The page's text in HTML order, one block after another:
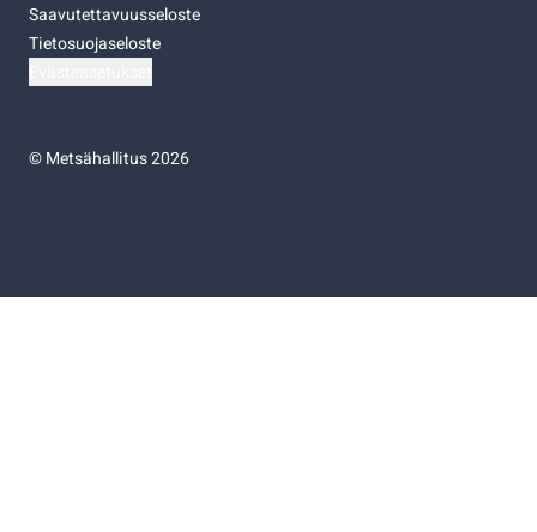
Saavutettavuusseloste
Tietosuojaseloste
©Metsähallitus 2026